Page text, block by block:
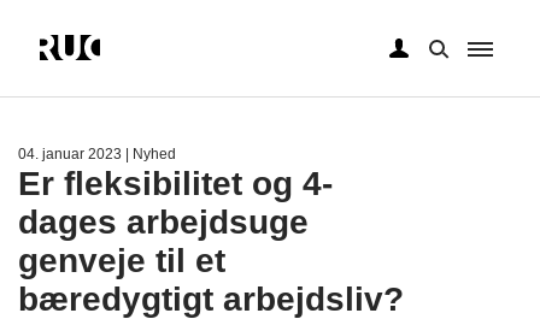
04. januar 2023 | Nyhed
Er fleksibilitet og 4-
dages arbejdsuge
genveje til et
bæredygtigt arbejdsliv?